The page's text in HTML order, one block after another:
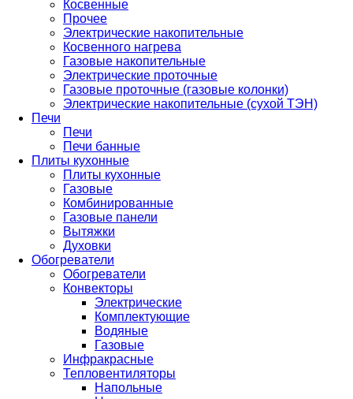
Косвенные
Прочее
Электрические накопительные
Косвенного нагрева
Газовые накопительные
Электрические проточные
Газовые проточные (газовые колонки)
Электрические накопительные (сухой ТЭН)
Печи
Печи
Печи банные
Плиты кухонные
Плиты кухонные
Газовые
Комбинированные
Газовые панели
Вытяжки
Духовки
Обогреватели
Обогреватели
Конвекторы
Электрические
Комплектующие
Водяные
Газовые
Инфракрасные
Тепловентиляторы
Напольные